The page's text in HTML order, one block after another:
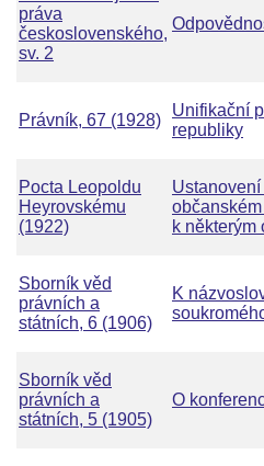
práva
československého,
sv. 2
Právník, 67 (1928)
Unifikační
republiky
Pocta Leopoldu
Heyrovskému
(1922)
k některým
Sborník věd
právních a
státních, 6 (1906)
K
Sborník věd
právních a
státních, 5 (1905)
O